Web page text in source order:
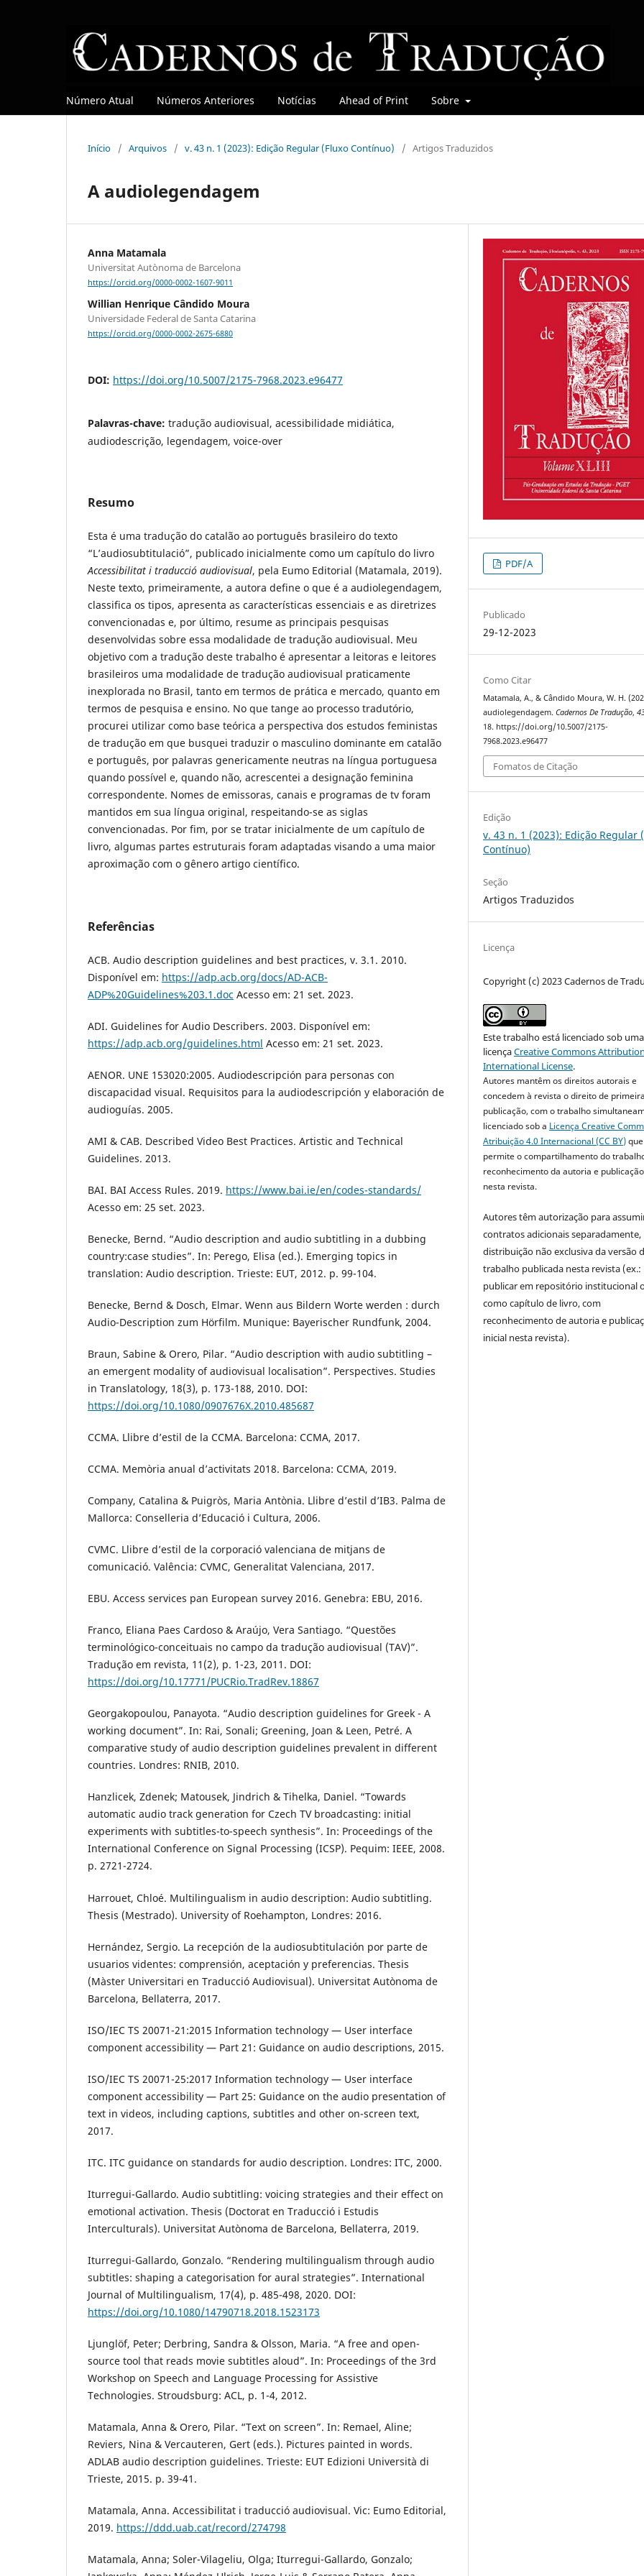
Número Atual Números Anteriores Notícias Ahead of Print Sobre
Início / Arquivos / v. 43 n. 1 (2023): Edição Regular (Fluxo Contínuo) / Artigos Traduzidos
A audiolegendagem
Anna Matamala
Universitat Autònoma de Barcelona
https://orcid.org/0000-0002-1607-9011
Willian Henrique Cândido Moura
Universidade Federal de Santa Catarina
https://orcid.org/0000-0002-2675-6880
DOI: https://doi.org/10.5007/2175-7968.2023.e96477
Palavras-chave: tradução audiovisual, acessibilidade midiática,
audiodescrição, legendagem, voice-over
Resumo
Esta é uma tradução do catalão ao português brasileiro do texto
“L’audiosubtitulació”, publicado inicialmente como um capítulo do livro
Accessibilitat i traducció audiovisual, pela Eumo Editorial (Matamala, 2019).
Neste texto, primeiramente, a autora define o que é a audiolegendagem,
classifica os tipos, apresenta as características essenciais e as diretrizes
convencionadas e, por último, resume as principais pesquisas
desenvolvidas sobre essa modalidade de tradução audiovisual. Meu
objetivo com a tradução deste trabalho é apresentar a leitoras e leitores
brasileiros uma modalidade de tradução audiovisual praticamente
inexplorada no Brasil, tanto em termos de prática e mercado, quanto em
termos de pesquisa e ensino. No que tange ao processo tradutório,
procurei utilizar como base teórica a perspectiva dos estudos feministas
de tradução em que busquei traduzir o masculino dominante em catalão
e português, por palavras genericamente neutras na língua portuguesa
quando possível e, quando não, acrescentei a designação feminina
correspondente. Nomes de emissoras, canais e programas de tv foram
mantidos em sua língua original, respeitando-se as siglas
convencionadas. Por fim, por se tratar inicialmente de um capítulo de
livro, algumas partes estruturais foram adaptadas visando a uma maior
aproximação com o gênero artigo científico.
Referências
ACB. Audio description guidelines and best practices, v. 3.1. 2010.
Disponível em: https://adp.acb.org/docs/AD-ACB-
ADP%20Guidelines%203.1.doc Acesso em: 21 set. 2023.
ADI. Guidelines for Audio Describers. 2003. Disponível em:
https://adp.acb.org/guidelines.html Acesso em: 21 set. 2023.
AENOR. UNE 153020:2005. Audiodescripción para personas con
discapacidad visual. Requisitos para la audiodescripción y elaboración de
audioguías. 2005.
AMI & CAB. Described Video Best Practices. Artistic and Technical
Guidelines. 2013.
BAI. BAI Access Rules. 2019. https://www.bai.ie/en/codes-standards/
Acesso em: 25 set. 2023.
Benecke, Bernd. “Audio description and audio subtitling in a dubbing
country:case studies”. In: Perego, Elisa (ed.). Emerging topics in
translation: Audio description. Trieste: EUT, 2012. p. 99-104.
Benecke, Bernd & Dosch, Elmar. Wenn aus Bildern Worte werden : durch
Audio-Description zum Hörfilm. Munique: Bayerischer Rundfunk, 2004.
Braun, Sabine & Orero, Pilar. “Audio description with audio subtitling –
an emergent modality of audiovisual localisation”. Perspectives. Studies
in Translatology, 18(3), p. 173-188, 2010. DOI:
https://doi.org/10.1080/0907676X.2010.485687
CCMA. Llibre d’estil de la CCMA. Barcelona: CCMA, 2017.
CCMA. Memòria anual d’activitats 2018. Barcelona: CCMA, 2019.
Company, Catalina & Puigròs, Maria Antònia. Llibre d’estil d’IB3. Palma de
Mallorca: Conselleria d’Educació i Cultura, 2006.
CVMC. Llibre d’estil de la corporació valenciana de mitjans de
comunicació. Valência: CVMC, Generalitat Valenciana, 2017.
EBU. Access services pan European survey 2016. Genebra: EBU, 2016.
Franco, Eliana Paes Cardoso & Araújo, Vera Santiago. “Questões
terminológico-conceituais no campo da tradução audiovisual (TAV)”.
Tradução em revista, 11(2), p. 1-23, 2011. DOI:
https://doi.org/10.17771/PUCRio.TradRev.18867
Georgakopoulou, Panayota. “Audio description guidelines for Greek - A
working document”. In: Rai, Sonali; Greening, Joan & Leen, Petré. A
comparative study of audio description guidelines prevalent in different
countries. Londres: RNIB, 2010.
Hanzlicek, Zdenek; Matousek, Jindrich & Tihelka, Daniel. “Towards
automatic audio track generation for Czech TV broadcasting: initial
experiments with subtitles-to-speech synthesis”. In: Proceedings of the
International Conference on Signal Processing (ICSP). Pequim: IEEE, 2008.
p. 2721-2724.
Harrouet, Chloé. Multilingualism in audio description: Audio subtitling.
Thesis (Mestrado). University of Roehampton, Londres: 2016.
Hernández, Sergio. La recepción de la audiosubtitulación por parte de
usuarios videntes: comprensión, aceptación y preferencias. Thesis
(Màster Universitari en Traducció Audiovisual). Universitat Autònoma de
Barcelona, Bellaterra, 2017.
ISO/IEC TS 20071-21:2015 Information technology — User interface
component accessibility — Part 21: Guidance on audio descriptions, 2015.
ISO/IEC TS 20071-25:2017 Information technology — User interface
component accessibility — Part 25: Guidance on the audio presentation of
text in videos, including captions, subtitles and other on-screen text,
2017.
ITC. ITC guidance on standards for audio description. Londres: ITC, 2000.
Iturregui-Gallardo. Audio subtitling: voicing strategies and their effect on
emotional activation. Thesis (Doctorat en Traducció i Estudis
Interculturals). Universitat Autònoma de Barcelona, Bellaterra, 2019.
Iturregui-Gallardo, Gonzalo. “Rendering multilingualism through audio
subtitles: shaping a categorisation for aural strategies”. International
Journal of Multilingualism, 17(4), p. 485-498, 2020. DOI:
https://doi.org/10.1080/14790718.2018.1523173
Ljunglöf, Peter; Derbring, Sandra & Olsson, Maria. “A free and open-
source tool that reads movie subtitles aloud”. In: Proceedings of the 3rd
Workshop on Speech and Language Processing for Assistive
Technologies. Stroudsburg: ACL, p. 1-4, 2012.
Matamala, Anna & Orero, Pilar. “Text on screen”. In: Remael, Aline;
Reviers, Nina & Vercauteren, Gert (eds.). Pictures painted in words.
ADLAB audio description guidelines. Trieste: EUT Edizioni Università di
Trieste, 2015. p. 39-41.
Matamala, Anna. Accessibilitat i traducció audiovisual. Vic: Eumo Editorial,
2019. https://ddd.uab.cat/record/274798
Matamala, Anna; Soler-Vilageliu, Olga; Iturregui-Gallardo, Gonzalo;
PDF/A
Publicado
29-12-2023
Como Citar
Matamala, A., & Cândido Moura, W. H.
audiolegendagem.Cadernos De Tradução,
18. https://doi.org/10.5007/2175-
7968.2023.e96477
Fomatos de Citação
Edição
v. 43 n. 1 (2023): Edição Regular
Contínuo)
Seção
Artigos Traduzidos
Licença
Copyright (c) 2023 Cadernos de
Este trabalho está licenciado sob uma
licençaCreative Commons
International License.
Autores mantêm os direitos autorais e
concedem à revista o direito de
publicação, com o trabalho
licenciado sob a Licença Creative
Atribuição 4.0 Internacional (CC BY)que
permite o compartilhamento do
reconhecimento da autoria e
nesta revista.
Autores têm autorização para
contratos adicionais separadamente,
distribuição não exclusiva da versão
trabalho publicada nesta revista (ex.:
publicar em repositório institucional
como capítulo de livro, com
reconhecimento de autoria e
inicial nesta revista).